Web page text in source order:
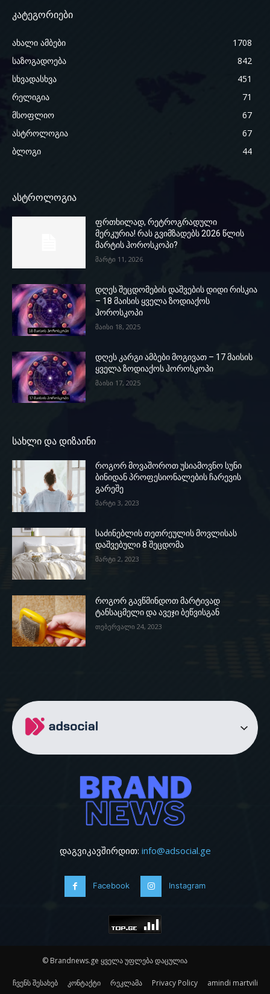
კატეგორიები
ახალი ამბები
1708
საზოგადოება
842
სხვადასხვა
451
რელიგია
71
მსოფლიო
67
ასტროლოგია
67
ბლოგი
44
ასტროლოგია
ფრთხილად, რეტროგრადული
მერკურია! რას გვიმზადებს 2026 წლის
მარტის ჰოროსკოპი?
მარტი 11, 2026
დღეს შეცდომების დაშვების დიდი რისკია
– 18 მაისის ყველა ზოდიაქოს
ჰოროსკოპი
მაისი 18, 2025
დღეს კარგი ამბები მოგივათ – 17 მაისის
ყველა ზოდიაქოს ჰოროსკოპი
მაისი 17, 2025
სახლი და დიზაინი
როგორ მოვაშოროთ უსიამოვნო სუნი
ბინიდან პროფესიონალების ჩარევის
გარეშე
მარტი 3, 2023
საძინებლის თეთრეულის მოვლისას
დაშვებული 8 შეცდომა
მარტი 2, 2023
როგორ გავწმინდოთ მარტივად
ტანსაცმელი და ავეჯი ბეწვისგან
თებერვალი 24, 2023
დაგვიკავშირდით: info@adsocial.ge
Facebook Instagram
© Brandnews.ge ყველა უფლება დაცულია
ჩვენს შესახებ კონტაქტი რეკლამა Privacy Policy amindi martvili